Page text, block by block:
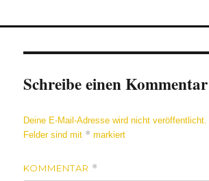
Schreibe einen Kommentar
Deine E-Mail-Adresse wird nicht veröffentlicht.
Felder sind mit * markiert
KOMMENTAR *